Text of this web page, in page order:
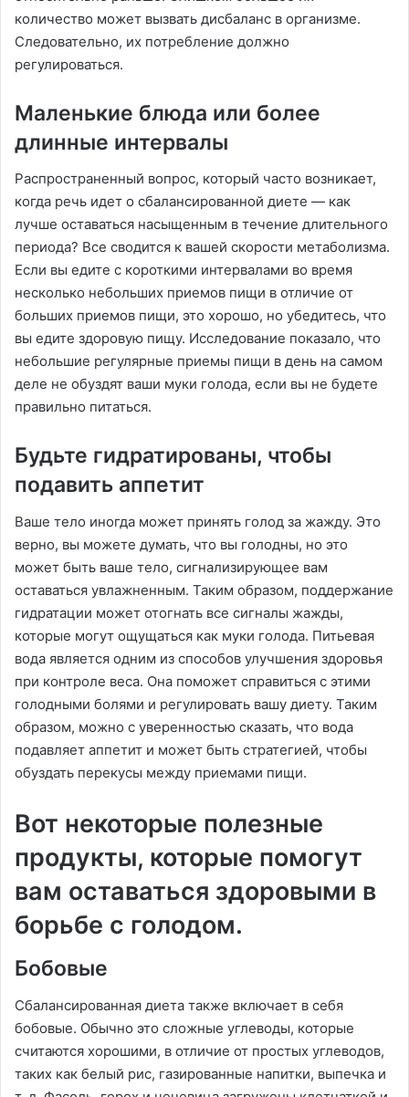
количество может вызвать дисбаланс в организме.
Следовательно, их потребление должно
регулироваться.
Маленькие блюда или более
длинные интервалы
Распространенный вопрос, который часто возникает,
когда речь идет о сбалансированной диете — как
лучше оставаться насыщенным в течение длительного
периода? Все сводится к вашей скорости метаболизма.
Если вы едите с короткими интервалами во время
несколько небольших приемов пищи в отличие от
больших приемов пищи, это хорошо, но убедитесь, что
вы едите здоровую пищу. Исследование показало, что
небольшие регулярные приемы пищи в день на самом
деле не обуздят ваши муки голода, если вы не будете
правильно питаться.
Будьте гидратированы, чтобы
подавить аппетит
Ваше тело иногда может принять голод за жажду. Это
верно, вы можете думать, что вы голодны, но это
может быть ваше тело, сигнализирующее вам
оставаться увлажненным. Таким образом, поддержание
гидратации может отогнать все сигналы жажды,
которые могут ощущаться как муки голода. Питьевая
вода является одним из способов улучшения здоровья
при контроле веса. Она поможет справиться с этими
голодными болями и регулировать вашу диету. Таким
образом, можно с уверенностью сказать, что вода
подавляет аппетит и может быть стратегией, чтобы
обуздать перекусы между приемами пищи.
Вот некоторые полезные
продукты, которые помогут
вам оставаться здоровыми в
борьбе с голодом.
Бобовые
Сбалансированная диета также включает в себя
бобовые. Обычно это сложные углеводы, которые
считаются хорошими, в отличие от простых углеводов,
таких как белый рис, газированные напитки, выпечка и